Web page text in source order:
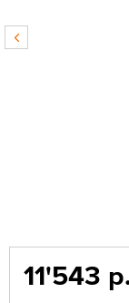
11'543